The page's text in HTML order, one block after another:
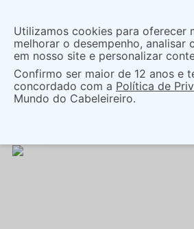
As ofertas e opções de
acordo com a região.Não
O que você procura?
Cabelo
Marcas
Utilizamos cookies para oferecer
melhorar o desempenho, analisar
em nosso site e personalizar
Confirmo ser maior de 12 anos e
concordado com a Política de
Mundo do Cabeleireiro.